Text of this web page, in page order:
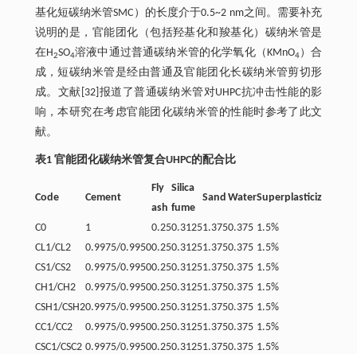
基化短碳纳米管SMC）的长度介于0.5~2 nm之间。需要补充
说明的是，官能团化（包括羟基化和羧基化）碳纳米管是
在H2SO4溶液中通过普通碳纳米管的化学氧化（KMnO4）合
成，短碳纳米管是经由普通及官能团化长碳纳米管剪切形
成。文献[32]报道了普通碳纳米管对UHPC抗冲击性能的影
响，本研究在考虑官能团化碳纳米管的性能时参考了此文
献。
表1 官能团化碳纳米管复合UHPC的配合比
Code Cement
Fly
ash
Silica
fume
Sand WaterSuperplasticizer
C0
1 0.250.31251.3750.375 1.5%
CL1/CL2
0.9975/0.99500.250.31251.3750.375 1.5%
CS1/CS2
0.9975/0.99500.250.31251.3750.375 1.5%
CH1/CH2
0.9975/0.99500.250.31251.3750.375 1.5%
CSH1/CSH20.9975/0.99500.250.31251.3750.375 1.5%
CC1/CC2
0.9975/0.99500.250.31251.3750.375 1.5%
CSC1/CSC2 0.9975/0.99500.250.31251.3750.375 1.5%